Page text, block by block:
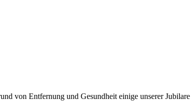
von Entfernung und Gesundheit einige unserer